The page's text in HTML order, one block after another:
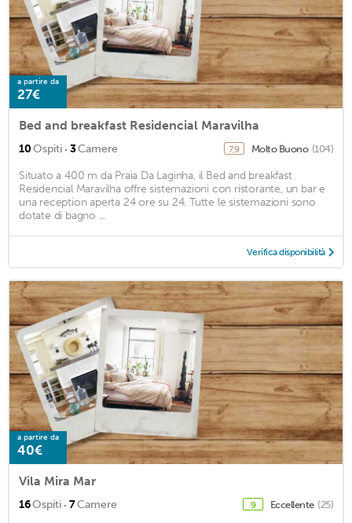
a partire da
27€
Bed and breakfast Residencial Maravilha
10Ospiti · 3Camere 7,9 Molto Buono (104)
Situato a 400 m da Praia Da Laginha, il Bed and breakfast
Residencial Maravilha offre sistemazioni con ristorante, un bar e
una reception aperta 24 ore su 24. Tutte le sistemazioni sono
dotate di bagno ...
Verifica disponibilità
a partire da
40€
Vila Mira Mar
16Ospiti · 7Camere 9 Eccellente (25)